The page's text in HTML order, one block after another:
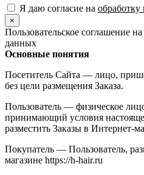
Я даю согласие на
×
Пользовательское соглашение
данных
Основные понятия
Посетитель Сайта — лицо,
без цели размещения Заказа.
Пользователь — физическое
принимающий условия
разместить Заказы в Интернет-
Покупатель — Пользователь,
магазине https://h-hair.ru